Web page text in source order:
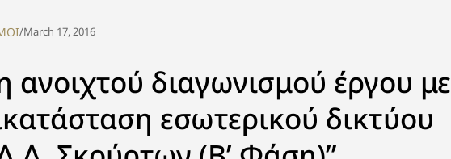
/March 17, 2016
ανοιχτού διαγωνισμού έργου με
εσωτερικού δικτύου